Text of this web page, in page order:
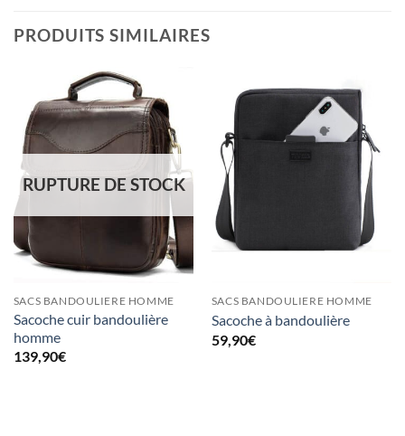
PRODUITS SIMILAIRES
RUPTURE DE STOCK
SACS BANDOULIERE HOMME
Sacoche cuir bandoulière
homme
139,90€
SACS BANDOULIERE HOMME
Sacoche à bandoulière
59,90€